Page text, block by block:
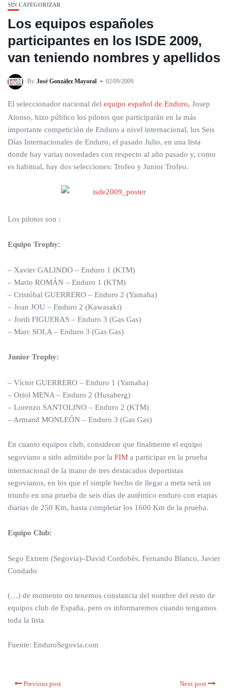
SIN CATEGORIZAR
Los equipos españoles
participantes en los ISDE 2009,
van teniendo nombres y apellidos
By José González Mayoral 02/09/2009
El seleccionador nacional del equipo español de Enduro, Josep
Alonso, hizo público los pilotos que participarán en la más
importante competición de Enduro a nivel internacional, los Seis
Días Internacionales de Enduro, el pasado Julio, en una lista
donde hay varias novedades con respecto al año pasado y, como
es habitual, hay dos selecciones: Trofeo y Junior Trofeo.
Los pilotos son :
Equipo Trophy:
– Xavier GALINDO – Enduro 1 (KTM)
– Mario ROMÁN – Enduro 1 (KTM)
– Cristóbal GUERRERO – Enduro 2 (Yamaha)
– Joan JOU – Enduro 2 (Kawasaki)
– Jordi FIGUERAS – Enduro 3 (Gas Gas)
– Marc SOLA – Enduro 3 (Gas Gas)
Junior Trophy:
– Víctor GUERRERO – Enduro 1 (Yamaha)
– Oriol MENA – Enduro 2 (Husaberg)
– Lorenzo SANTOLINO – Enduro 2 (KTM)
– Armand MONLEÓN – Enduro 3 (Gas Gas)
En cuanto equipos club, considerar que finalmente el equipo
segoviano a sido admitido por la FIM a participar en la prueba
internacional de la mano de tres destacados deportistas
segovianos, en los que el simple hecho de llegar a meta será un
triunfo en una prueba de seis días de auténtico enduro con etapas
diarias de 250 Km, hasta completar los 1600 Km de la prueba.
Equipo Club:
Sego Extrem (Segovia)–David Cordobés, Fernando Blanco, Javier
Condado
(…) de momento no tenemos constancia del nombre del resto de
equipos club de España, pero os informaremos cuando tengamos
toda la lista
Fuente: EnduroSegovia.com
Previous post Next post